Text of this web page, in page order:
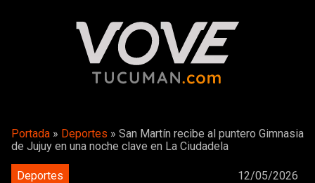
Portada » Deportes » San Martín recibe al puntero Gimnasia
de Jujuy en una noche clave en La Ciudadela
Deportes 12/05/2026